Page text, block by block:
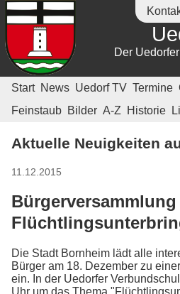
Der
Start News Uedorf TV Termine
Feinstaub Bilder A-Z Historie
Aktuelle Neuigkeiten
11.12.2015
Die Stadt Bornheim lädt alle
Bürger am 18. Dezember zu
ein. In der Uedorfer